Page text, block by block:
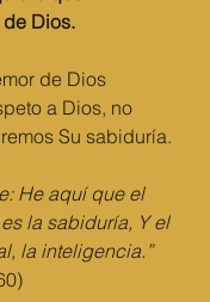
Dios.
de Dios
a Dios, no
Su sabiduría.
He aquí que el
la sabiduría, Y el
la inteligencia.”